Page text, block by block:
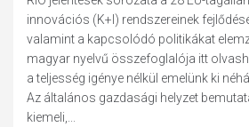
innovációs (K+I) rendszereinek
valamint a kapcsolódó politikákat
magyar nyelvű összefoglalója itt
a teljesség igénye nélkül emelünk ki
Az általános gazdasági helyzet
kiemeli,...